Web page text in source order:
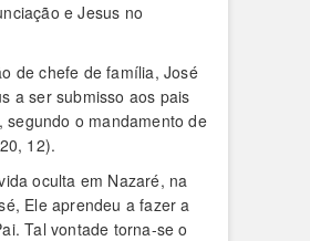
e Jesus no
de chefe de família, José
a ser submisso aos pais
segundo o mandamento de
12).
oculta em Nazaré, na
Ele aprendeu a fazer a
Tal vontade torna-se o